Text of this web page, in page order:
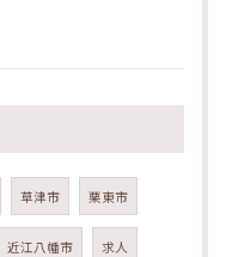
草津市 栗東市
近江八幡市 求人